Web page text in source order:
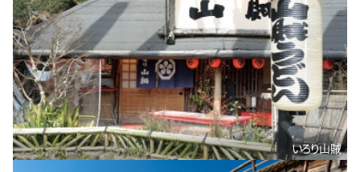
いろり山賊